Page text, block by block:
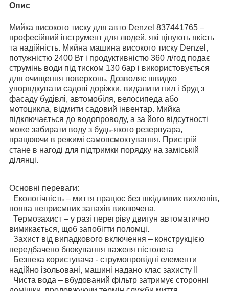
Опис
Мийка високого тиску для авто Denzel 837441765 –
професійний інструмент для людей, які цінують якість
та надійність. Мийна машина високого тиску Denzel,
потужністю 2400 Вт і продуктивністю 360 л/год подає
струмінь води під тиском 130 бар і використовується
для очищення поверхонь. Дозволяє швидко
упорядкувати садові доріжки, видалити пил і бруд з
фасаду будівлі, автомобіля, велосипеда або
мотоцикла, відмити садовий інвентар. Мийка
підключається до водопроводу, а за його відсутності
може забирати воду з будь-якого резервуара,
працюючи в режимі самовсмоктування. Пристрій
стане в нагоді для підтримки порядку на заміській
ділянці.
Основні переваги:
Екологічність – миття працює без шкідливих вихлопів,
поява неприємних запахів виключена.
Термозахист – у разі перегріву двигун автоматично
вимикається, щоб запобігти поломці.
Захист від випадкового включення – конструкцією
передбачено блокування важеля пістолета
Безпека користувача - струмопровідні елементи
надійно ізольовані, машині надано клас захисту II
Чиста вода – вбудований фільтр затримує сторонні